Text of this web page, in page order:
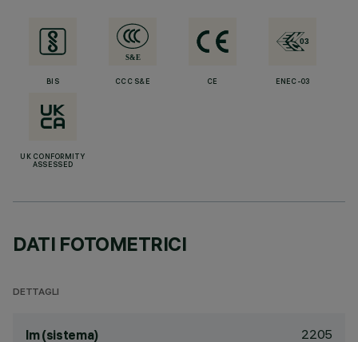
BIS CCC S&E CE ENEC-03
UK CONFORMITY
ASSESSED
DATI FOTOMETRICI
DETTAGLI
lm (sistema) 2205